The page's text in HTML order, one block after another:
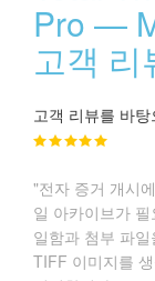
Pro —
고객 리
고객 리뷰를 바
"전자 증거 개시
일 아카이브가
일함과 첨부 파
TIFF 이미지를